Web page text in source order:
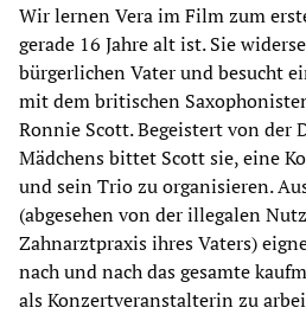
Wir lernen Vera im Film zum
gerade 16 Jahre alt ist. Sie
bürgerlichen Vater und besucht
mit dem britischen
Ronnie Scott. Begeistert von der
Mädchens bittet Scott sie, eine
und sein Trio zu organisieren.
(abgesehen von der illegalen
Zahnarztpraxis ihres Vaters)
nach und nach das gesamte
als Konzertveranstalterin zu